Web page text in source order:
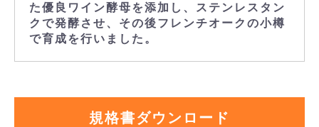
た優良ワイン酵母を添加し、ステンレスタン
クで発酵させ、その後フレンチオークの小樽
で育成を行いました。
規格書ダウンロード